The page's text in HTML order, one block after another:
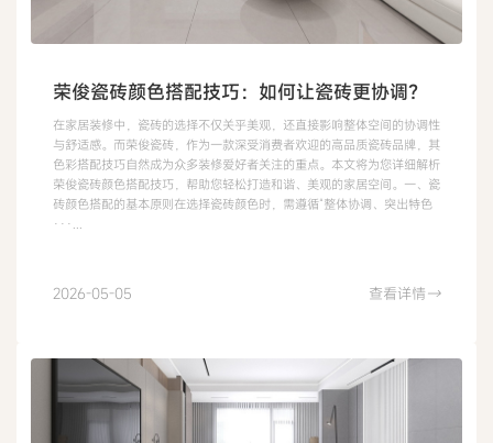
荣俊瓷砖颜色搭配技巧：如何让瓷砖更协调？
在家居装修中，瓷砖的选择不仅关乎美观，还直接影响整体空间的协调性
与舒适感。而荣俊瓷砖，作为一款深受消费者欢迎的高品质瓷砖品牌，其
色彩搭配技巧自然成为众多装修爱好者关注的重点。本文将为您详细解析
荣俊瓷砖颜色搭配技巧，帮助您轻松打造和谐、美观的家居空间。一、瓷
砖颜色搭配的基本原则在选择瓷砖颜色时，需遵循“整体协调、突出特色
···...
2026-05-05 查看详情→